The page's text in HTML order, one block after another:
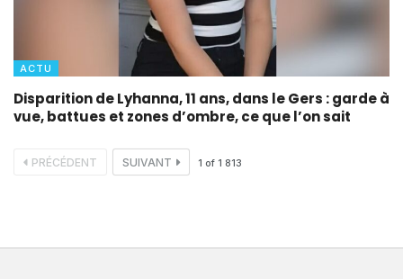
ACTU
Disparition de Lyhanna, 11 ans, dans le Gers : garde à
vue, battues et zones d’ombre, ce que l’on sait
PRÉCÉDENT SUIVANT 1 of 1 813